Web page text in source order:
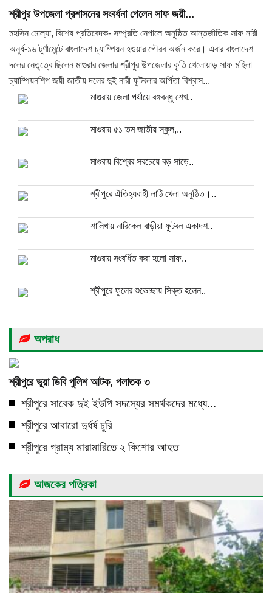
শ্রীপুর উপজেলা প্রশাসনের সংবর্ধনা পেলেন সাফ জয়ী...
মহসিন মোল্যা, বিশেষ প্রতিবেদক- সম্প্রতি নেপালে অনুষ্ঠিত আন্তর্জাতিক সাফ নারী
অনুর্ধ-১৬ টূর্ণামেন্টে বাংলাদেশ চ্যাম্পিয়ন হওয়ার গৌরব অর্জন করে। এবার বাংলাদেশ
দলের নেতৃত্বে ছিলেন মাগুরার জেলার শ্রীপুর উপজেলার কৃতি খেলোয়াড় সাফ মহিলা
চ্যাম্পিয়নশিপ জয়ী জাতীয় দলের দুই নারী ফুটবলার অর্পিতা বিশ্বাস...
মাগুরায় জেলা পর্যায়ে বঙ্গবন্ধু শেখ..
মাগুরায় ৫১ তম জাতীয় স্কুল,..
মাগুরায় বিশ্বের সবচেয়ে বড় সাড়ে..
শ্রীপুরে ঐতিহ্যবাহী লাঠি খেলা অনুষ্ঠিত।..
শালিখায় নারিকেল বাড়ীয়া ফুটবল একাদশ..
মাগুরায় সংবর্ধিত করা হলো সাফ..
শ্রীপুরে ফুলের শুভেচ্ছায় সিক্ত হলেন..
অপরাধ
শ্রীপুরে ভূয়া ডিবি পুলিশ আটক, পলাতক ৩
শ্রীপুরে সাবেক দুই ইউপি সদস্যের সমর্থকদের মধ্যে...
শ্রীপুরে আবারো দুর্ধর্ষ চুরি
শ্রীপুরে গ্রাম্য মারামারিতে ২ কিশোর আহত
আজকের পত্রিকা